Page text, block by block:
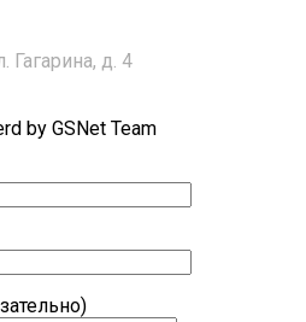
Гагарина, д. 4
by GSNet Team